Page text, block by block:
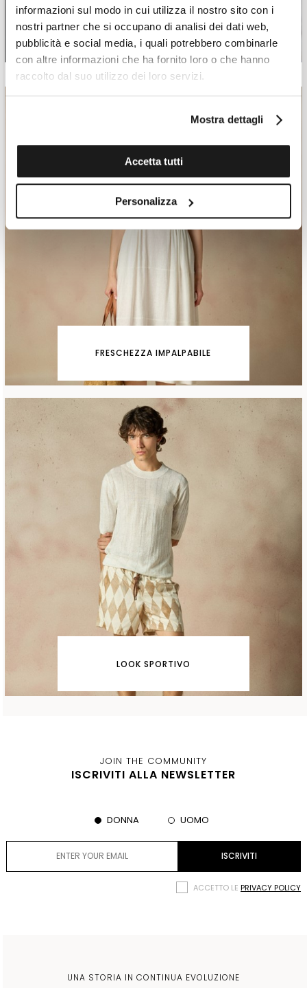
informazioni sul modo in cui utilizza il nostro sito con i
nostri partner che si occupano di analisi dei dati web,
pubblicità e social media, i quali potrebbero combinarle
con altre informazioni che ha fornito loro o che hanno
raccolto dal suo utilizzo dei loro servizi.
Mostra dettagli
Accetta tutti
Personalizza
FRESCHEZZA IMPALPABILE
LOOK SPORTIVO
JOIN THE COMMUNITY
ISCRIVITI ALLA NEWSLETTER
DONNA UOMO
ACCETTO LEPRIVACY POLICY
UNA STORIA IN CONTINUA EVOLUZIONE